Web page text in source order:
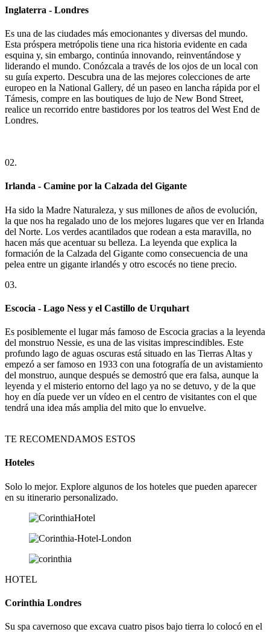
Inglaterra - Londres
Es una de las ciudades más emocionantes y diversas del mundo.
Esta próspera metrópolis tiene una rica historia evidente en cada
esquina y, sin embargo, continúa innovando, reinventándose y
liderando el mundo. Conózcala a través de los ojos de un local con
su guía experto. Descubra una de las mejores colecciones de arte
europeo en la National Gallery, dé un paseo en lancha rápida por el
Támesis, compre en las boutiques de lujo de New Bond Street,
realice un recorrido entre bastidores por los teatros del West End de
Londres.
02.
Irlanda - Camine por la Calzada del Gigante
Ha sido la Madre Naturaleza, y sus millones de años de evolución,
la que nos ha regalado uno de los mejores lugares que ver en Irlanda
del Norte. Los verdes acantilados que rodean a esta maravilla, no
hacen más que acentuar su belleza. La leyenda que explica la
formación de la Calzada del Gigante como consecuencia de una
pelea entre un gigante irlandés y otro escocés no tiene precio.
03.
Escocia - Lago Ness y el Castillo de Urquhart
Es posiblemente el lugar más famoso de Escocia gracias a la leyenda
del monstruo Nessie, es una de las visitas imprescindibles. Este
profundo lago de aguas oscuras está situado en las Tierras Altas y
empezó a ser famoso en 1933 con una fotografía de un avistamiento
del monstruo, aunque después se demostró que era falsa, aunque la
leyenda y el misterio entorno del lago ya no se detuvo, y de la que
hoy en día puede ver un vídeo en el centro de visitantes con el que
tendrá una idea más amplia del mito que lo envuelve.
TE RECOMENDAMOS ESTOS
Hoteles
Solo lo mejor. Explore algunos de los hoteles que pueden aparecer
en su itinerario personalizado.
HOTEL
Corinthia Londres
Su spa cavernoso que excava cuatro pisos bajo tierra lo colocó en el